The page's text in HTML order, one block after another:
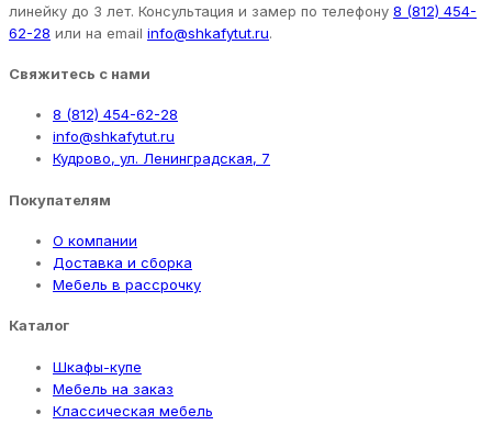
линейку до 3 лет. Консультация и замер по телефону 8 (812) 454-
62-28 или на email info@shkafytut.ru.
Свяжитесь с нами
8 (812) 454-62-28
info@shkafytut.ru
Кудрово, ул. Ленинградская, 7
Покупателям
О компании
Доставка и сборка
Мебель в рассрочку
Каталог
Шкафы-купе
Мебель на заказ
Классическая мебель